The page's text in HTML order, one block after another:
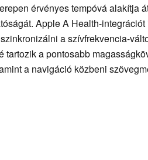
érvényes tempóvá alakítja
Apple A Health-
a szívfrekvencia-
tartozik a pontosabb
a navigáció közbeni